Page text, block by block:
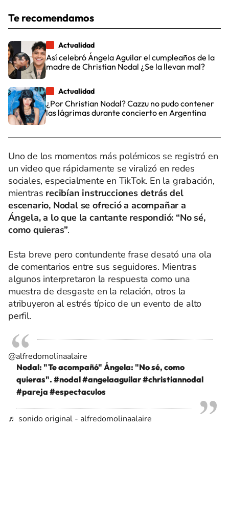
Te recomendamos
Actualidad
Así celebró Ángela Aguilar el cumpleaños de la
madre de Christian Nodal ¿Se la llevan mal?
Actualidad
¿Por Christian Nodal? Cazzu no pudo contener
las lágrimas durante concierto en Argentina
Uno de los momentos más polémicos se registró en
un video que rápidamente se viralizó en redes
sociales, especialmente en TikTok. En la grabación,
mientras recibían instrucciones detrás del
escenario, Nodal se ofreció a acompañar a
Ángela, a lo que la cantante respondió: “No sé,
como quieras”.
Esta breve pero contundente frase desató una ola
de comentarios entre sus seguidores. Mientras
algunos interpretaron la respuesta como una
muestra de desgaste en la relación, otros la
atribuyeron al estrés típico de un evento de alto
perfil.
@alfredomolinaalaire
Nodal: "Te acompañó" Ángela: "No sé, como
quieras". #nodal#angelaaguilar#christiannodal
#pareja #espectaculos
♬ sonido original - alfredomolinaalaire